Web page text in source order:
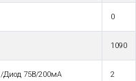
0
1090
/Диод 75В/200мА 2